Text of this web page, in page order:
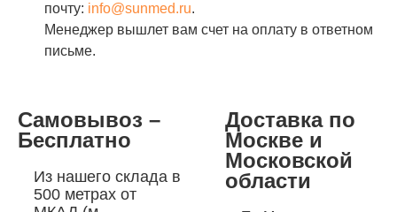
почту: info@sunmed.ru.
Менеджер вышлет вам счет на оплату в ответном
письме.
Самовывоз –
Бесплатно
Из нашего склада в
500 метрах от
Доставка по
Москве и
Московской
области